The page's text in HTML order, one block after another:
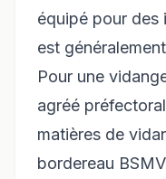
équipé pour des
est
Pour une
agréé
matières de
bordereau